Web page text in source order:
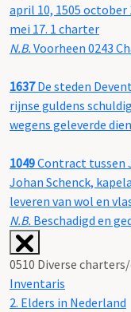
april 10, 1505 october
mei 17. 1 charter
N.B. Voorheen 0243
1637De steden
rijnse guldens
wegens geleverde
1049Contract tussen
Johan Schenck,
leveren van wol en
N.B. Beschadigd en
0510 Diverse
Inventaris
2. Elders in Nederland